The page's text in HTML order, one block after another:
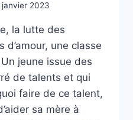
janvier 2023
la lutte des
d’amour, une classe
jeune issue des
de talents et qui
faire de ce talent,
sa mère à